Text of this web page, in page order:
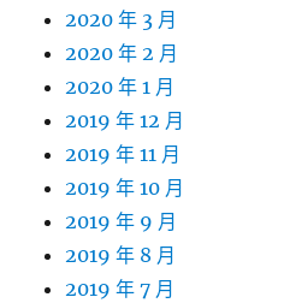
2020 年 3 月
2020 年 2 月
2020 年 1 月
2019 年 12 月
2019 年 11 月
2019 年 10 月
2019 年 9 月
2019 年 8 月
2019 年 7 月